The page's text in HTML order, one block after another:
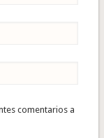
comentarios a